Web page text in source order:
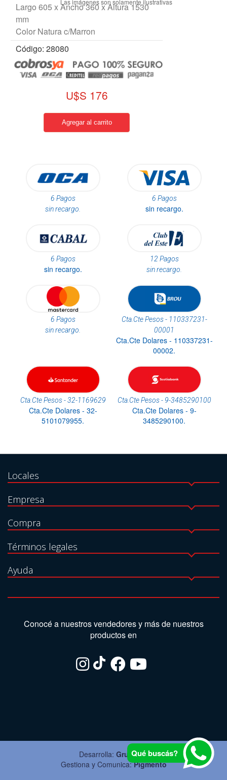
Largo 605 x Ancho 360 x Altura 1530
mm
Color Natura c/Marron
Código: 28080
U$S 176
6 Pagos
sin recargo.
6 Pagos
sin recargo.
6 Pagos
sin recargo.
12 Pagos
sin recargo.
6 Pagos
sin recargo.
Cta.Cte Pesos - 110337231-
00001
Cta.Cte Dolares - 110337231-
00002.
Cta.Cte Pesos - 32-1169629
Cta.Cte Dolares - 32-
5101079955.
Cta.Cte Pesos - 9-3485290100
Cta.Cte Dolares - 9-
3485290100.
Locales
Empresa
Compra
Términos legales
Ayuda
Conocé a nuestros vendedores y más de nuestros
productos en
Qué buscás?
Desarrolla: Grupo Ite
Gestiona y Comunica:Pigmento